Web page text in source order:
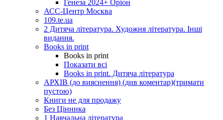
Генеза 2024+ Оріон
АСС-Центр Москва
109.te.ua
2 Дитяча література. Художня література. Інші
видання.
Books in print
Books in print
Показати всі
Books in print. Дитяча література
АРХІВ (до вияснення) (див коментар)(тримати
пустою)
Книги не для продажу
Без Цінника
1 Навчальна література